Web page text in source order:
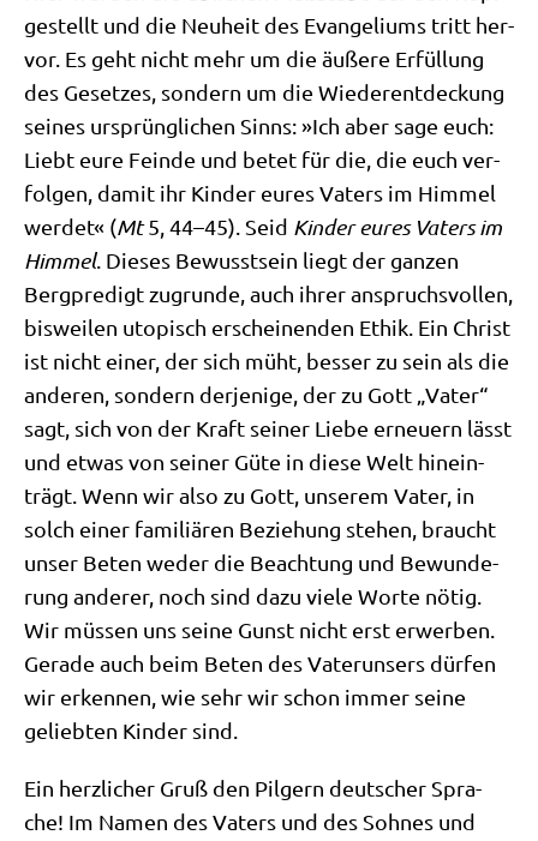
gestellt und die Neu­heit des Evan­ge­li­ums tritt her­
vor. Es geht nicht mehr um die äuße­re Erfül­lung
des Geset­zes, son­dern um die Wie­der­ent­deckung
sei­nes ursprüng­li­chen Sinns: »Ich aber sage euch:
Liebt eure Fein­de und betet für die, die euch ver­
fol­gen, damit ihr Kin­der eures Vaters im Him­mel
wer­det« (Mt5, 44–45). Seid Kin­der eures Vaters im
Him­mel. Die­ses Bewusst­sein liegt der gan­zen
Berg­pre­digt zugrun­de, auch ihrer anspruchs­vol­len,
bis­wei­len uto­pisch erschei­nen­den Ethik. Ein Christ
ist nicht einer, der sich müht, bes­ser zu sein als die
ande­ren, son­dern der­je­ni­ge, der zu Gott „Vater“
sagt, sich von der Kraft sei­ner Lie­be erneu­ern lässt
und etwas von sei­ner Güte in die­se Welt hin­ein­
trägt. Wenn wir also zu Gott, unse­rem Vater, in
solch einer fami­liä­ren Bezie­hung ste­hen, braucht
unser Beten weder die Beach­tung und Bewun­de­
rung ande­rer, noch sind dazu vie­le Wor­te nötig.
Wir müs­sen uns sei­ne Gunst nicht erst erwer­ben.
Gera­de auch beim Beten des Vater­un­sers dür­fen
wir erken­nen, wie sehr wir schon immer sei­ne
gelieb­ten Kin­der sind.
Ein herz­li­cher Gruß den Pil­gern deut­scher Spra­
che! Im Namen des Vaters und des Soh­nes und